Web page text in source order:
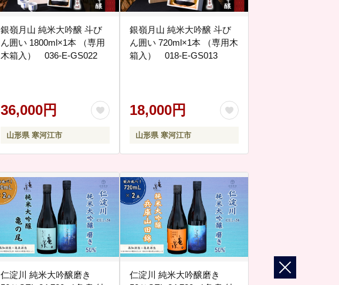
銀嶺月山 純米大吟醸 斗び
ん囲い 1800ml×1本 （専用
木箱入） 036-E-GS022
36,000円
山形県 寒河江市
銀嶺月山 純米大吟醸 斗び
ん囲い 720ml×1本 （専用木
箱入） 018-E-GS013
18,000円
山形県 寒河江市
仁淀川 純米大吟醸磨き
仁淀川 純米大吟醸磨き